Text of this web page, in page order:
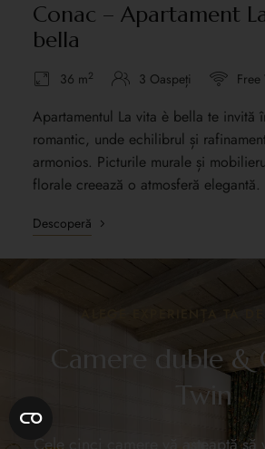
Conac – Apartament
bella
36 m2 3 Oaspeți Free
Apartamentul La vita è bella te invită
romantic, unde echilibrul și
armonios. Picturile murale și
florale creează o atmosferă elegantă.
Descoperă
ALEGE EXPERIENȚA TA DE
Camere duble &
Twin